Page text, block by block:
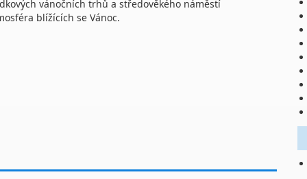
vánočních trhů a středověkého náměstí
blížících se Vánoc.